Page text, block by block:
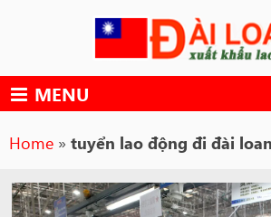
MENU
Home » tuyển lao động đi đài loan